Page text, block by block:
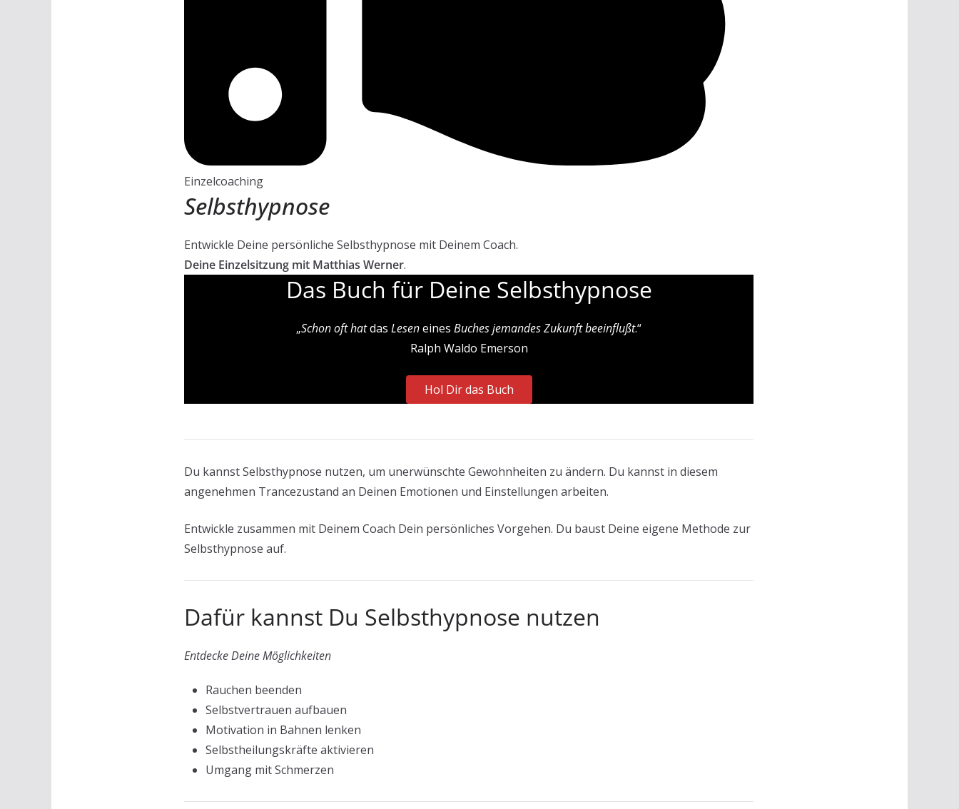
Einzelcoaching
Selbsthypnose
Entwickle Deine persönliche Selbsthypnose mit Deinem Coach.
Deine Einzelsitzung mit Matthias Werner.
Das Buch für Deine Selbsthypnose
„Schon oft hatdas Leseneines Buches jemandes Zukunft beeinflußt.“
Ralph Waldo Emerson
Hol Dir das Buch
Du kannst Selbsthypnose nutzen, um unerwünschte Gewohnheiten zu ändern. Du kannst in diesem
angenehmen Trancezustand an Deinen Emotionen und Einstellungen arbeiten.
Entwickle zusammen mit Deinem Coach Dein persönliches Vorgehen. Du baust Deine eigene Methode zur
Selbsthypnose auf.
Dafür kannst Du Selbsthypnose nutzen
Entdecke Deine Möglichkeiten
Rauchen beenden
Selbstvertrauen aufbauen
Motivation in Bahnen lenken
Selbstheilungskräfte aktivieren
Umgang mit Schmerzen